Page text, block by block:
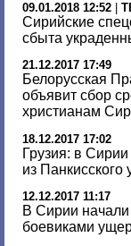
09.01.2018 12:52
Сирийские
сбыта
21.12.2017 17:49
Белорусская
объявит сбор
христианам
18.12.2017 17:02
Грузия: в
из Панкисского
12.12.2017 11:17
В Сирии
боевиками